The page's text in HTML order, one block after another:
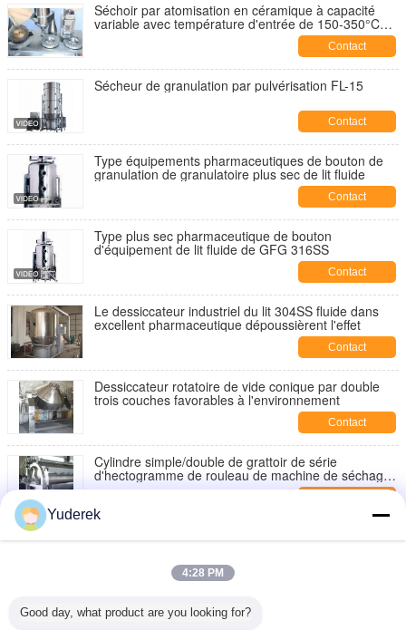
Séchoir par atomisation en céramique à capacité
variable avec température d'entrée de 150-350°C
pour le traitement chimique industriel Contact
Sécheur de granulation par pulvérisation FL-15
Contact
Type équipements pharmaceutiques de bouton de
granulation de granulatoire plus sec de lit fluide
Contact
Type plus sec pharmaceutique de bouton
d'équipement de lit fluide de GFG 316SS
Contact
Le dessiccateur industriel du lit 304SS fluide dans
excellent pharmaceutique dépoussièrent l'effet
Contact
Dessiccateur rotatoire de vide conique par double
trois couches favorables à l'environnement
Contact
Cylindre simple/double de grattoir de série
d'hectogramme de rouleau de machine de séchage
rotatoire
TG-φ1.5×1.8 type dessiccateur de grattoir de
Affichage rotatoire d'affichage à cristaux liquides de
Yuderek
4:28 PM
Good day, what product are you looking for?